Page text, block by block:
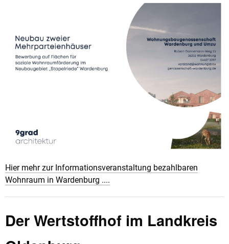
Hier mehr zur Informationsveranstaltung bezahlbaren
Wohnraum in Wardenburg ....
Der Wertstoffhof im Landkreis